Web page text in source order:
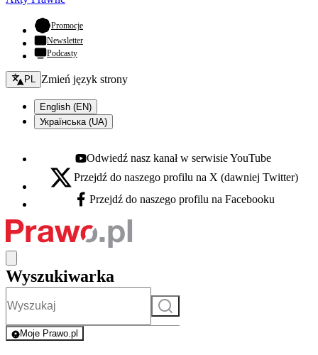
Promocje- otwiera się w nowej karcie
Newsletter
Podcasty
Zmień język - bieżący:
PL Zmień język strony
English (EN)
Українська (UA)
Youtube - otwiera się w nowej karcie
Odwiedź nasz kanał w serwisie YouTube
X - otwiera się w nowej karcie
Przejdź do naszego profilu na X (dawniej Twitter)
Facebook - otwiera się w nowej karcie
Przejdź do naszego profilu na Facebooku
Wyszukiwarka
Szukaj
Moje Prawo.pl
- rejestracja i logowanie do serwisu